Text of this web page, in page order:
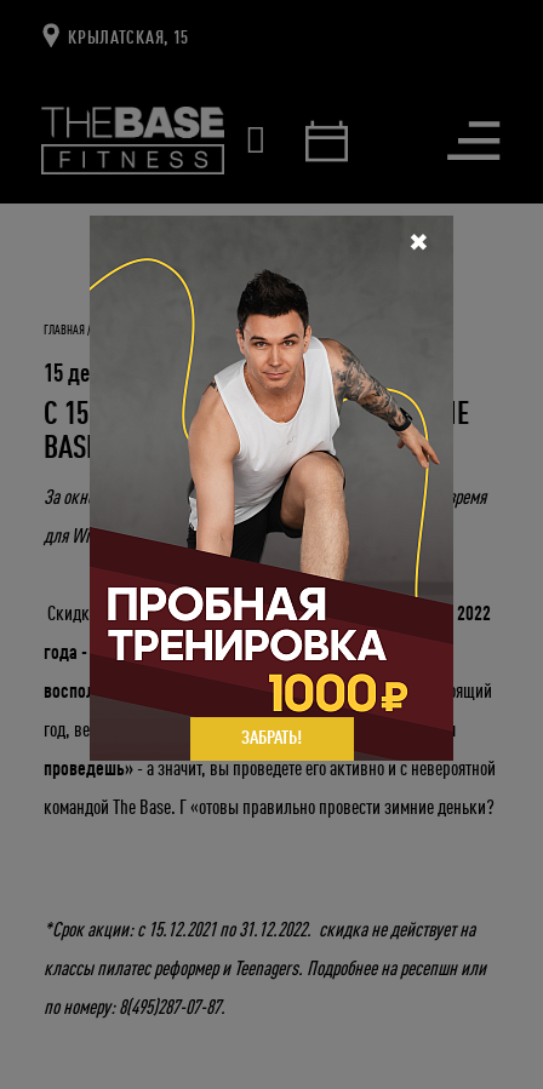
КРЫЛАТСКАЯ, 15
Открыть
Укажите ваш возраст
ГЛАВНАЯ С 15 ДЕКАБРЯ: ЗИМНИЕ СКИДКИ В THE BASE!
15 декабря 2022
С 15 ДЕКАБРЯ: ЗИМНИЕ СКИДКИ В THE
BASE!
За окном уже сияют нарядные витрины, а значит наступило время
для Winter Sale в The Base!
Скидки, которые вы ждали, уже здесь:с 15 по 31 декабря 2022
года - 5%
на все пакеты групповых тренировок. Вы можете
воспользоваться скидкой
и купить тренировки на предстоящий
год, ведь как известно
как Новый Год встретишь, так его и
проведешь» - а значит, вы проведете его активно и с невероятной
командой The Base. Г «отовы правильно провести зимние деньки?
*Срок акции: с 15.12.2021 по 31.12.2022. скидка не действует на
классы пилатес реформер и Teenagers. Подробнее на ресепшн или
по номеру: 8(495)287-07-87.
✖
ЗАБРАТЬ!